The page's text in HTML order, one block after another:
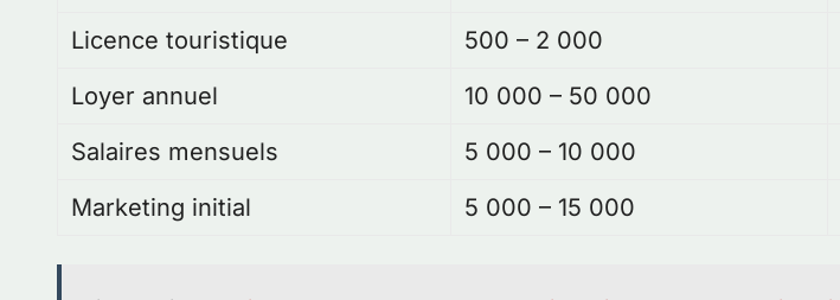
Licence touristique
500 – 2 000
Loyer annuel
10 000 – 50 000
Salaires mensuels
5 000 – 10 000
Marketing initial
5 000 – 15 000